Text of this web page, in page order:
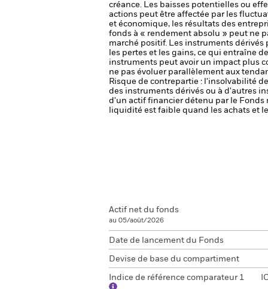
créance. Les baisses potentielles ou
actions peut être affectée par les
et économique, les résultats des
fonds à « rendement absolu » peut ne
marché positif. Les instruments dérivés
les pertes et les gains, ce qui entraîne
instruments peut avoir un impact plus
ne pas évoluer parallèlement aux
Risque de contrepartie : l'insolvabilité
des instruments dérivés ou à d'autres
d'un actif financier détenu par le Fonds
liquidité est faible quand les achats et
Actif net du fonds
au 05/août/2026
Date de lancement du Fonds
Devise de base du compartiment
Indice de référence comparateur 1